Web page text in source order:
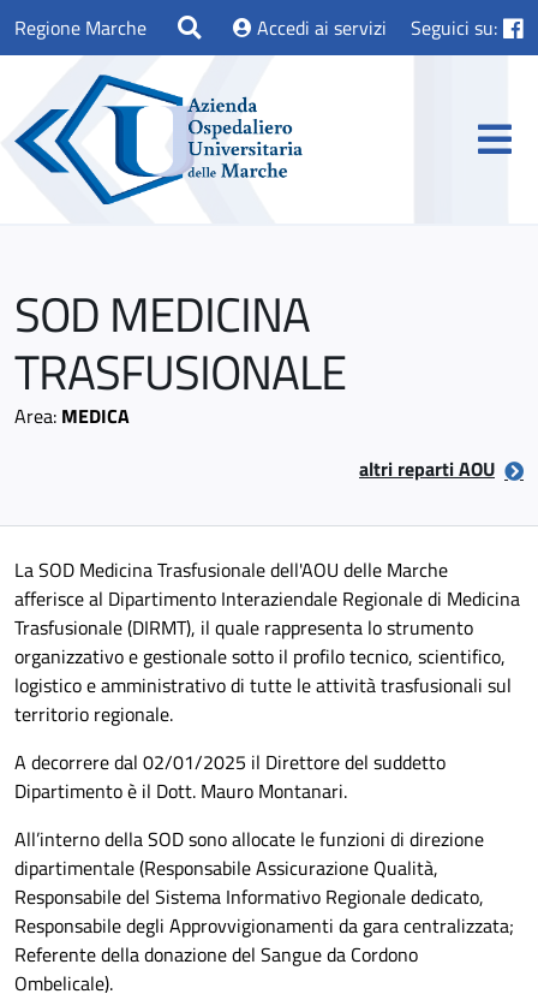
Regione Marche Accedi ai servizi Seguici su:
SOD MEDICINA
TRASFUSIONALE
Area: MEDICA
altri reparti AOU
La SOD Medicina Trasfusionale dell'AOU delle Marche
afferisce al Dipartimento Interaziendale Regionale di Medicina
Trasfusionale (DIRMT), il quale rappresenta lo strumento
organizzativo e gestionale sotto il profilo tecnico, scientifico,
logistico e amministrativo di tutte le attività trasfusionali sul
territorio regionale.
A decorrere dal 02/01/2025 il Direttore del suddetto
Dipartimento è il Dott. Mauro Montanari.
All’interno della SOD sono allocate le funzioni di direzione
dipartimentale (Responsabile Assicurazione Qualità,
Responsabile del Sistema Informativo Regionale dedicato,
Responsabile degli Approvvigionamenti da gara centralizzata;
Referente della donazione del Sangue da Cordono
Ombelicale).